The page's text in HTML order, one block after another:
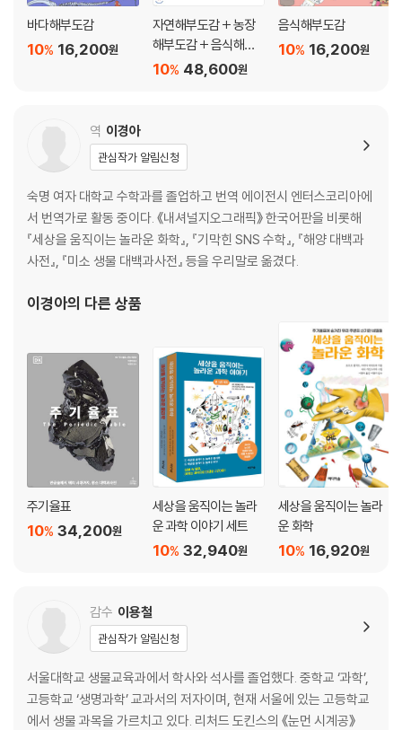
CHAPTER 6 기이하면서도 근사한
놀라움을 자아내는 문어│덩치 큰 새들│우스꽝스러운 오리너구리│별코
두더지│아르마딜로의 생김새│갑옷으로 무장한 그 밖의 포유류│이상야
뇽(아홀로틀)│돼지코개구리│그 밖의 다채로운 개구리들│뱀의 세계│판
다의 이모저모│나무늘보
도움의 손길이 필요한 곳
감사의 말
바다해부도감
16,200원
10%
자연해부도감 + 농장
해부도감 + 음식해부
도감 세트48,600원
10%
음식해부도감
16,200원
10%
역 이경아
관심작가 알림신청
숙명 여자 대학교 수학과를 졸업하고 번역 에이전시 엔터스코리아에
서 번역가로 활동 중이다. 《내셔널지오그래픽》 한국어판을 비롯해
『세상을 움직이는 놀라운 화학』, 『기막힌 SNS 수학』, 『해양 대백과
사전』, 『미소 생물 대백과사전』 등을 우리말로 옮겼다.
이경아의 다른 상품
주기율표
34,200원
10%
세상을 움직이는 놀라
운 과학 이야기 세트
32,940원
10%
세상을 움직이는 놀라
운 화학
16,920원
10%
감수 이용철
관심작가 알림신청
서울대학교 생물교육과에서 학사와 석사를 졸업했다. 중학교 ‘과학’,
고등학교 ‘생명과학’ 교과서의 저자이며, 현재 서울에 있는 고등학교
에서 생물 과목을 가르치고 있다. 리처드 도킨스의 《눈먼 시계공》